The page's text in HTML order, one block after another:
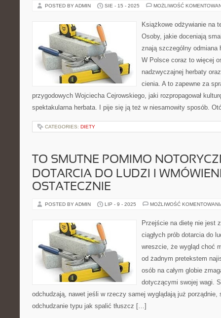
POSTED BY ADMIN SIE - 15 - 2025 MOŻLIWOŚĆ
Książkowe odżywianie na
Osoby, jakie doceniają
znają szczególny odmiana
W Polsce coraz to więcej
nadzwyczajnej herbaty
cienia. A to zapewne za
przygodowych Wojciecha Cejrowskiego, jaki rozpropagował
spektakularna herbata. I pije się ją też w niesamowity sposób.
CATEGORIES: DIETY
TO SMUTNE POMIMO
DOTARCIA DO LUDZI I
OSTATECZNIE
POSTED BY ADMIN LIP - 9 - 2025 MOŻLIWOŚĆ
Przejście na dietę nie jest
ciągłych prób dotarcia do
wreszcie, że wygląd choć
od żadnym pretekstem
osób na całym globie
dotyczącymi swojej wagi.
odchudzają, nawet jeśli w rzeczy samej wyglądają już
odchudzanie typu jak spalić tłuszcz […]